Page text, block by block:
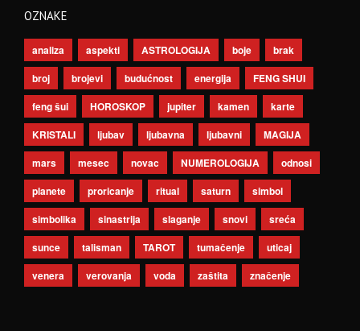
OZNAKE
analiza aspekti ASTROLOGIJA boje
brak
broj
brojevi budućnost energija
FENG SHUI
feng šui
HOROSKOP jupiter kamen
karte
KRISTALI
ljubav ljubavna ljubavni
MAGIJA
mars
mesec novac NUMEROLOGIJA
odnosi
planete
proricanje ritual saturn
simbol
simbolika
sinastrija slaganje snovi
sreća
sunce
talisman TAROT tumačenje
uticaj
venera
verovanja voda zaštita značenje